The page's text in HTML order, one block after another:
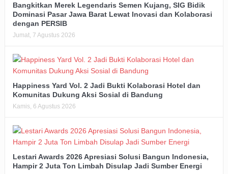
Bangkitkan Merek Legendaris Semen Kujang, SIG Bidik
Dominasi Pasar Jawa Barat Lewat Inovasi dan Kolaborasi
dengan PERSIB
Jumat, 7 Agustus 2026
Happiness Yard Vol. 2 Jadi Bukti Kolaborasi Hotel dan
Komunitas Dukung Aksi Sosial di Bandung
Kamis, 6 Agustus 2026
Lestari Awards 2026 Apresiasi Solusi Bangun Indonesia,
Hampir 2 Juta Ton Limbah Disulap Jadi Sumber Energi